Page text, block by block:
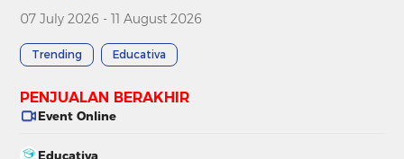
07 July 2026 - 11 August 2026
Trending Educativa
PENJUALAN BERAKHIR
Event Online
Educativa